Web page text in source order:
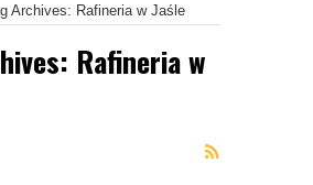
Archives: Rafineria w Jaśle
Rafineria w